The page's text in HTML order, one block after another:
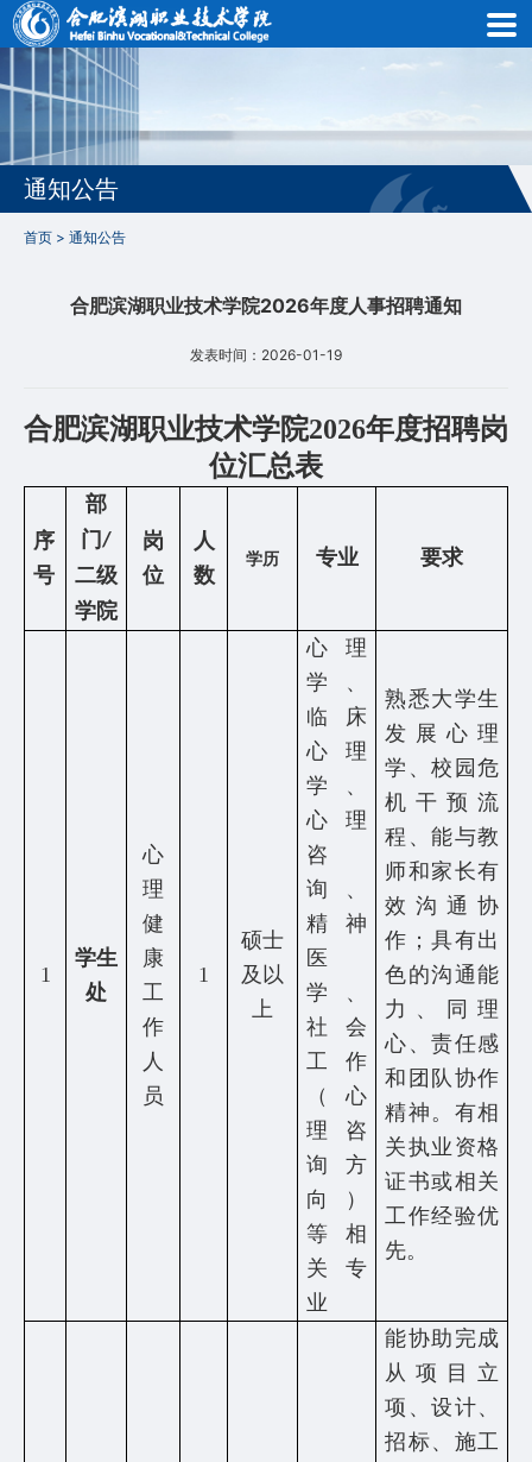
通知公告
首页 > 通知公告
合肥滨湖职业技术学院2026年度人事招聘通知
发表时间：2026-01-19
合肥滨湖职业技术学院2026年度招聘岗
位汇总表
序
号
部
门/
二级
学院
岗
位
人
数
学历 专业 要求
1
学生
处
心
理
健
康
工
作
人
员
1
硕士
及以
上
心理
学、
临床
心理
学、
心理
咨
询、
精神
医
学、
社会
工作
（心
理咨
询方
向）
等相
关专
业
熟悉大学生
发展心理
学、校园危
机干预流
程、能与教
师和家长有
效沟通协
作；具有出
色的沟通能
力、同理
心、责任感
和团队协作
精神。有相
关执业资格
证书或相关
工作经验优
先。
能协助完成
从项目立
项、设计、
招标、施工